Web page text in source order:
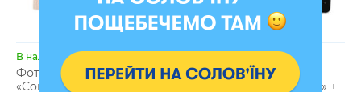
В наличии
Фотоальбом А4
«Сокровищница
Набор Карты Таро
«Классическая колода» +